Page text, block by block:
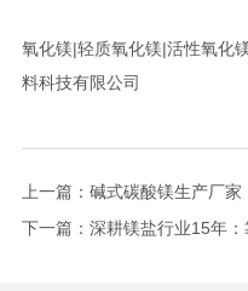
氧化镁|轻质氧化镁|活性氧化
料科技有限公司
上一篇： 碱式碳酸镁生产厂家
下一篇： 深耕镁盐行业15年：